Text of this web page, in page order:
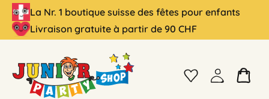
principal
La Nr. 1 boutique suisse des fêtes pour enfants
Livraison gratuite à partir de 90 CHF